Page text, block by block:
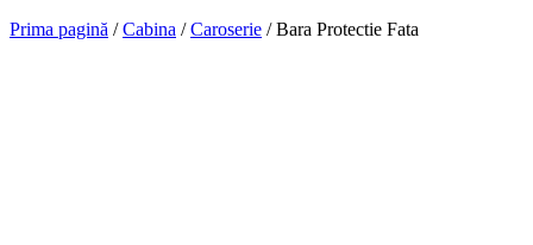
Prima pagină /Cabina /Caroserie / Bara Protectie Fata